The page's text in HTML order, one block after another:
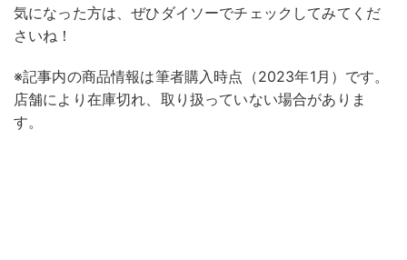
気になった方は、ぜひダイソーでチェックしてみてくだ
さいね！
※記事内の商品情報は筆者購入時点（2023年1月）です。
店舗により在庫切れ、取り扱っていない場合がありま
す。